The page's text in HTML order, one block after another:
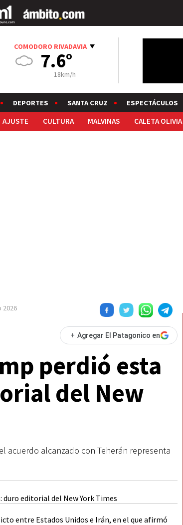
COMODORO RIVADAVIA
7.6°
18km/h
DEPORTES SANTA CRUZ ESPECTÁCULOS
AJUSTE CULTURA MALVINAS CALETA OLIVIA
2026
+ Agregar El Patagonico en
perdió esta
del New
acuerdo alcanzado con Teherán representa
entre Estados Unidos e Irán, en el que afirmó